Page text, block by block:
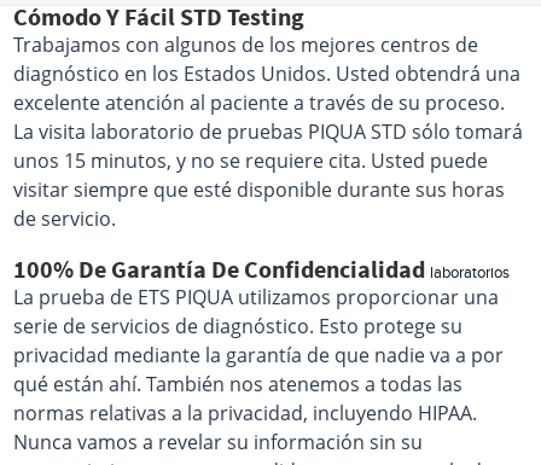
Cómodo Y Fácil STD Testing
Trabajamos con algunos de los mejores centros de
diagnóstico en los Estados Unidos. Usted obtendrá una
excelente atención al paciente a través de su proceso.
La visita laboratorio de pruebas PIQUA STD sólo tomará
unos 15 minutos, y no se requiere cita. Usted puede
visitar siempre que esté disponible durante sus horas
de servicio.
100% De Garantía De Confidencialidad laboratorios
La prueba de ETS PIQUA utilizamos proporcionar una
serie de servicios de diagnóstico. Esto protege su
privacidad mediante la garantía de que nadie va a por
qué están ahí. También nos atenemos a todas las
normas relativas a la privacidad, incluyendo HIPAA.
Nunca vamos a revelar su información sin su